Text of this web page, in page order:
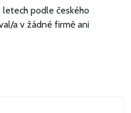
podle českého
a v žádné firmě ani